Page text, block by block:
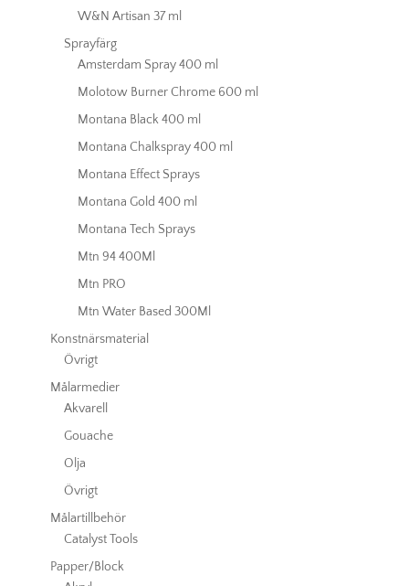
W&N Artisan 37 ml
Sprayfärg
Amsterdam Spray 400 ml
Molotow Burner Chrome 600 ml
Montana Black 400 ml
Montana Chalkspray 400 ml
Montana Effect Sprays
Montana Gold 400 ml
Montana Tech Sprays
Mtn 94 400Ml
Mtn PRO
Mtn Water Based 300Ml
Konstnärsmaterial
Övrigt
Målarmedier
Akvarell
Gouache
Olja
Övrigt
Målartillbehör
Catalyst Tools
Papper/Block